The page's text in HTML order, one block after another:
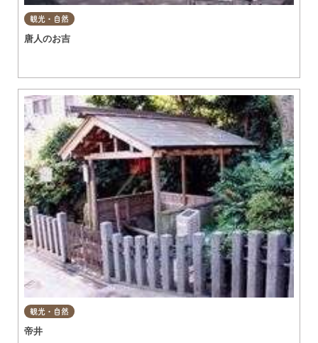
観光・自然
唐人のお吉
観光・自然
帝井